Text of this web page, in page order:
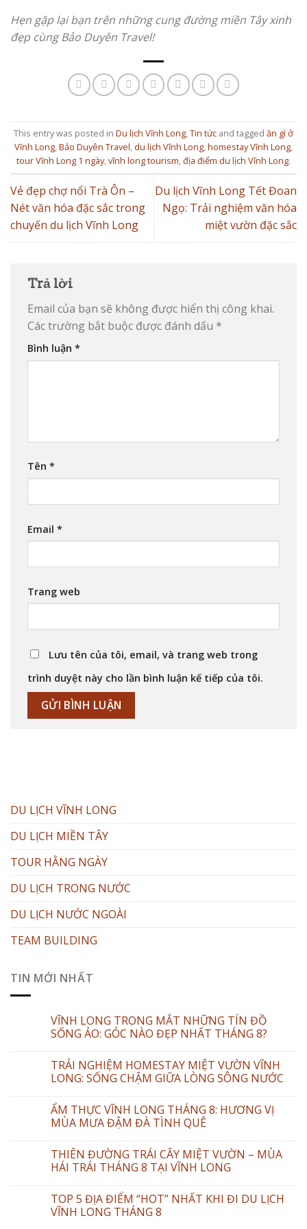
Hẹn gặp lại bạn trên những cung đường miền Tây xinh
đẹp cùng Bảo Duyên Travel!
This entry was posted in Du lịch Vĩnh Long,Tin tức and tagged ăn gì ở
Vĩnh Long,Bảo Duyên Travel, du lịch Vĩnh Long,homestay Vĩnh Long,
tour Vĩnh Long 1 ngày,vĩnh long tourism,địa điểm du lịch Vĩnh Long.
Vẻ đẹp chợ nổi Trà Ôn –
Nét văn hóa đặc sắc trong
chuyến du lịch Vĩnh Long
Du lịch Vĩnh Long Tết Đoan
Ngọ: Trải nghiệm văn hóa
miệt vườn đặc sắc
Trả lời
Email của bạn sẽ không được hiển thị công khai.
Các trường bắt buộc được đánh dấu *
Bình luận *
Tên *
Email *
Trang web
Lưu tên của tôi, email, và trang web trong
trình duyệt này cho lần bình luận kế tiếp của tôi.
DU LỊCH VĨNH LONG
DU LỊCH MIỀN TÂY
TOUR HẰNG NGÀY
DU LỊCH TRONG NƯỚC
DU LỊCH NƯỚC NGOÀI
TEAM BUILDING
TIN MỚI NHẤT
VĨNH LONG TRONG MẮT NHỮNG TÍN ĐỒ
SỐNG ẢO: GÓC NÀO ĐẸP NHẤT THÁNG 8?
TRẢI NGHIỆM HOMESTAY MIỆT VƯỜN VĨNH
LONG: SỐNG CHẬM GIỮA LÒNG SÔNG NƯỚC
ẨM THỰC VĨNH LONG THÁNG 8: HƯƠNG VỊ
MÙA MƯA ĐẬM ĐÀ TÌNH QUÊ
THIÊN ĐƯỜNG TRÁI CÂY MIỆT VƯỜN – MÙA
HÁI TRÁI THÁNG 8 TẠI VĨNH LONG
TOP 5 ĐỊA ĐIỂM “HOT” NHẤT KHI ĐI DU LỊCH
VĨNH LONG THÁNG 8